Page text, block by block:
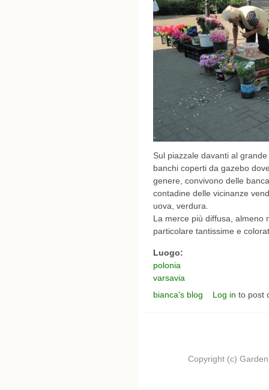
Sul piazzale davanti al
banchi coperti da gazebo
genere, convivono delle
contadine delle vicinanze
uova, verdura.
La merce più diffusa, almeno
particolare tantissime e
Luogo:
polonia
varsavia
bianca's blog
Log in to post
Copyright (c)